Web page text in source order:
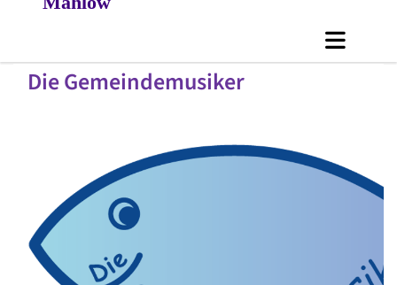
Die Gemeindemusiker